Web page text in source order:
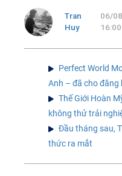
Tran
Huy
06/
Perfect World
Anh – đã cho đăng
Thế Giới Hoàn
không thử trải
Đầu tháng sau,
thức ra mắt